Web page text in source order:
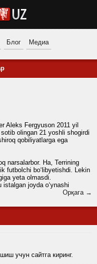
Блог Медиа
Aleks Fergyuson 2011 yil
olingan 21 yoshli shogirdi
qobiliyatlarga ega
narsalarbor. Ha, Terrining
futbolchi bo‘libyetishdi. Lekin
yeta olmasdi.
joyda o‘ynashi
Орқага →
учун сайтга киринг.